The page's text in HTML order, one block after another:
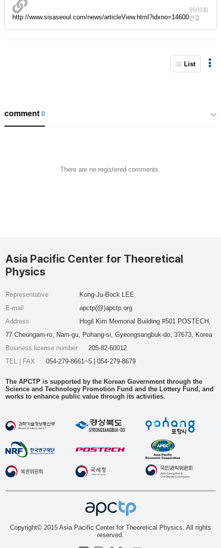
http://www.sisaseoul.com/news/articleView.html?idxno=14600
9608회
연결
List
comment0
There are no registered comments.
Asia Pacific Center for Theoretical
Physics
Representative
Kong-Ju-Bock LEE
E-mail
apctp(@)apctp.org
Address
Hogil Kim Memorial Building #501 POSTECH,
77 Cheongam-ro, Nam-gu, Pohang-si, Gyeongsangbuk-do, 37673, Korea
Business license number
205-82-60012
TEL | FAX
054-279-8661~5 | 054-279-8679
The APCTP is supported by the Korean Government through the
Science and Technology Promotion Fund and the Lottery Fund, and
works to enhance public value through its activities.
Copyright© 2015 Asia Pacific Center for Theoretical Physics. All rights
reserved.